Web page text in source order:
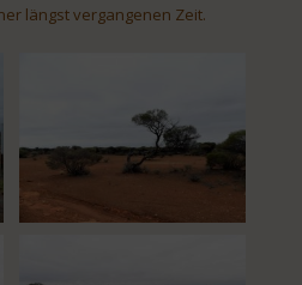
längst vergangenen Zeit.